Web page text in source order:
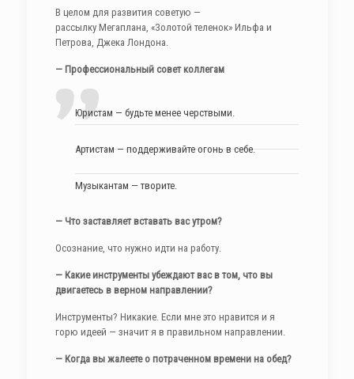
В целом для развития советую —
рассылку Мегаплана, «Золотой теленок» Ильфа и
Петрова, Джека Лондона.
— Профессиональный совет коллегам
Юристам — будьте менее черствыми.
Артистам — поддерживайте огонь в себе.
Музыкантам — творите.
— Что заставляет вставать вас утром?
Осознание, что нужно идти на работу.
— Какие инструменты убеждают вас в том, что вы
двигаетесь в верном направлении?
Инструменты? Никакие. Если мне это нравится и я
горю идеей — значит я в правильном направлении.
— Когда вы жалеете о потраченном времени на обед?